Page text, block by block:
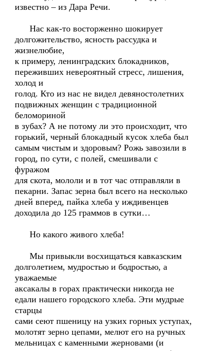
известно – из Дара Речи.
Нас как-то восторженно шокирует
долгожительство, ясность рассудка и
жизнелюбие,
к примеру, ленинградских блокадников,
переживших невероятный стресс, лишения,
холод и
голод. Кто из нас не видел девяностолетних
подвижных женщин с традиционной
беломориной
в зубах? А не потому ли это происходит, что
горький, черный блокадный кусок хлеба был
самым чистым и здоровым? Рожь завозили в
город, по сути, с полей, смешивали с
фуражом
для скота, мололи и в тот час отправляли в
пекарни. Запас зерна был всего на несколько
дней вперед, пайка хлеба у иждивенцев
доходила до 125 граммов в сутки…
Но какого живого хлеба!
Мы привыкли восхищаться кавказским
долголетием, мудростью и бодростью, а
уважаемые
аксакалы в горах практически никогда не
едали нашего городского хлеба. Эти мудрые
старцы
сами сеют пшеницу на узких горных уступах,
молотят зерно цепами, мелют его на ручных
мельницах с каменными жерновами (и